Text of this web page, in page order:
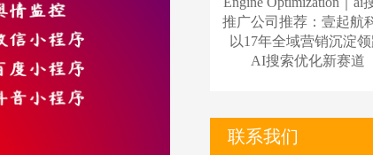
推广公司推荐：壹起航
以17年全域营销沉淀
AI搜索优化新赛道
联系我们